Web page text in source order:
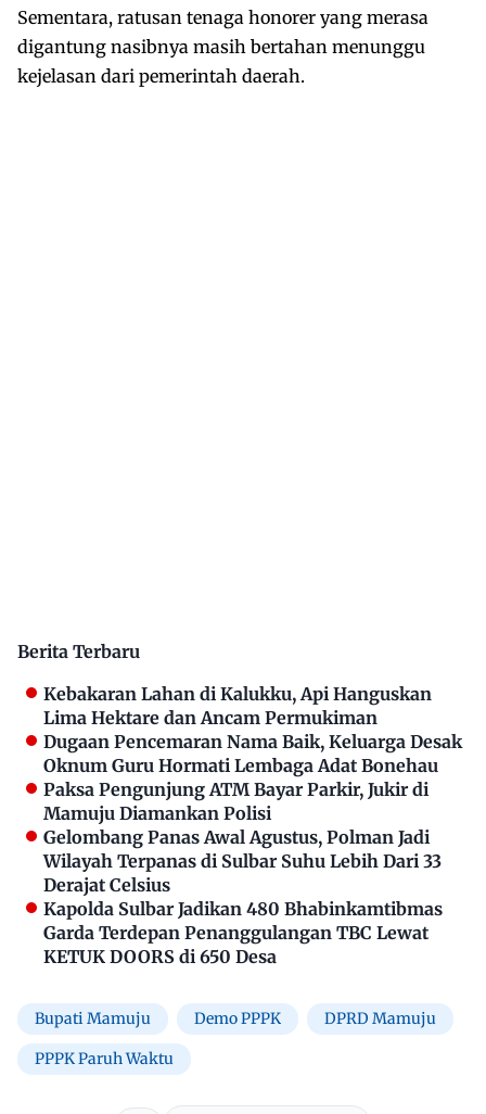
Sementara, ratusan tenaga honorer yang merasa
digantung nasibnya masih bertahan menunggu
kejelasan dari pemerintah daerah.
Berita Terbaru
Kebakaran Lahan di Kalukku, Api Hanguskan
Lima Hektare dan Ancam Permukiman
Dugaan Pencemaran Nama Baik, Keluarga Desak
Oknum Guru Hormati Lembaga Adat Bonehau
Paksa Pengunjung ATM Bayar Parkir, Jukir di
Mamuju Diamankan Polisi
Gelombang Panas Awal Agustus, Polman Jadi
Wilayah Terpanas di Sulbar Suhu Lebih Dari 33
Derajat Celsius
Kapolda Sulbar Jadikan 480 Bhabinkamtibmas
Garda Terdepan Penanggulangan TBC Lewat
KETUK DOORS di 650 Desa
Bupati Mamuju Demo PPPK DPRD Mamuju
PPPK Paruh Waktu